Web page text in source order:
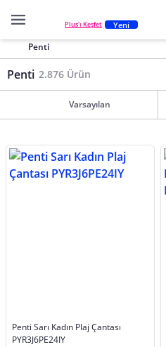
Plus'ı Keşfet Yeni
Penti
Penti 2.876 Ürün
Varsayılan
Penti Sarı Kadın Plaj Çantası
PYR3J6PE24IY